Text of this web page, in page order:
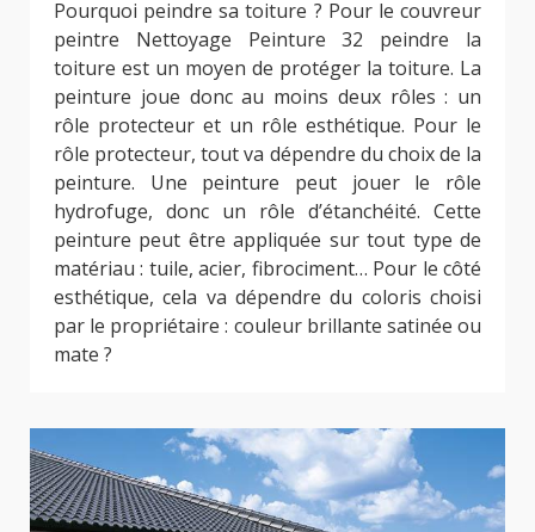
Pourquoi peindre sa toiture ? Pour le couvreur
peintre Nettoyage Peinture 32 peindre la
toiture est un moyen de protéger la toiture. La
peinture joue donc au moins deux rôles : un
rôle protecteur et un rôle esthétique. Pour le
rôle protecteur, tout va dépendre du choix de la
peinture. Une peinture peut jouer le rôle
hydrofuge, donc un rôle d’étanchéité. Cette
peinture peut être appliquée sur tout type de
matériau : tuile, acier, fibrociment… Pour le côté
esthétique, cela va dépendre du coloris choisi
par le propriétaire : couleur brillante satinée ou
mate ?